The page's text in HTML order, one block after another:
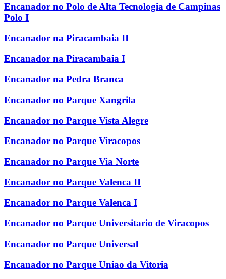
Encanador no Polo de Alta Tecnologia de Campinas
Polo I
Encanador na Piracambaia II
Encanador na Piracambaia I
Encanador na Pedra Branca
Encanador no Parque Xangrila
Encanador no Parque Vista Alegre
Encanador no Parque Viracopos
Encanador no Parque Via Norte
Encanador no Parque Valenca II
Encanador no Parque Valenca I
Encanador no Parque Universitario de Viracopos
Encanador no Parque Universal
Encanador no Parque Uniao da Vitoria